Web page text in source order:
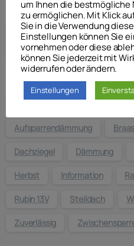
Suche
Schlagwörter
Aufsparrendämmung Braas
Dachziegel Dämmung
Herbst Information
Rubin 13V Steildach
Zuverlässig
um Ihnen die
zu ermöglichen. Mit Klick
Sie in die Verwendung
Einstellungen können Sie
vornehmen oder diese
können Sie jederzeit mit
widerrufen oder ändern.
Einstellungen